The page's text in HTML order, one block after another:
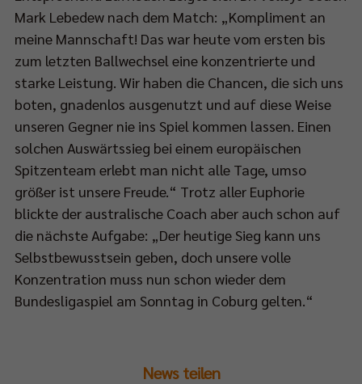
Mark Lebedew nach dem Match: „Kompliment an
meine Mannschaft! Das war heute vom ersten bis
zum letzten Ballwechsel eine konzentrierte und
starke Leistung. Wir haben die Chancen, die sich uns
boten, gnadenlos ausgenutzt und auf diese Weise
unseren Gegner nie ins Spiel kommen lassen. Einen
solchen Auswärtssieg bei einem europäischen
Spitzenteam erlebt man nicht alle Tage, umso
größer ist unsere Freude.“ Trotz aller Euphorie
blickte der australische Coach aber auch schon auf
die nächste Aufgabe: „Der heutige Sieg kann uns
Selbstbewusstsein geben, doch unsere volle
Konzentration muss nun schon wieder dem
Bundesligaspiel am Sonntag in Coburg gelten.“
News teilen